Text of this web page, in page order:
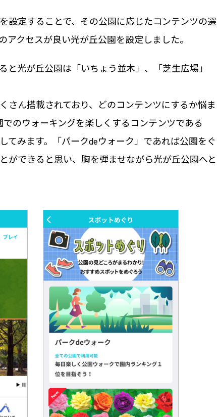
設定することで、その公園に応じたコンテンツの選
クセスが良い光が丘公園を設定しました。
と光が丘公園は「いちょう並木」、「芝生広場」
さん搭載されており、どのコンテンツにするか悩ま
のウォーキングを楽しくするコンテンツである
てみます。「パークdeウォーク」であれば公園をぐ
ができると思い、胸を弾ませながら光が丘公園へと